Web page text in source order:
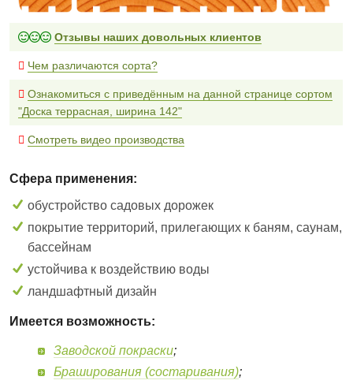
Отзывы наших довольных клиентов
Чем различаются сорта?
Ознакомиться с приведённым на данной странице сортом
"Доска террасная, ширина 142"
Смотреть видео производства
Сфера применения:
обустройство садовых дорожек
покрытие территорий, прилегающих к баням, саунам,
бассейнам
устойчива к воздействию воды
ландшафтный дизайн
Имеется возможность:
Заводской покраски;
Браширования (состаривания);